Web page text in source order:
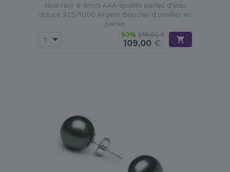
Noé Noir 8-9mm AAA-qualité perles d'eau
douce 925/1000 Argent-Boucles d'oreilles en
perles
-80% 545,00 €
109,00 €